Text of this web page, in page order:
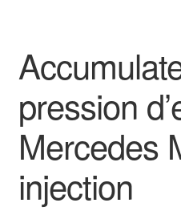
pression
Mercedes
injection